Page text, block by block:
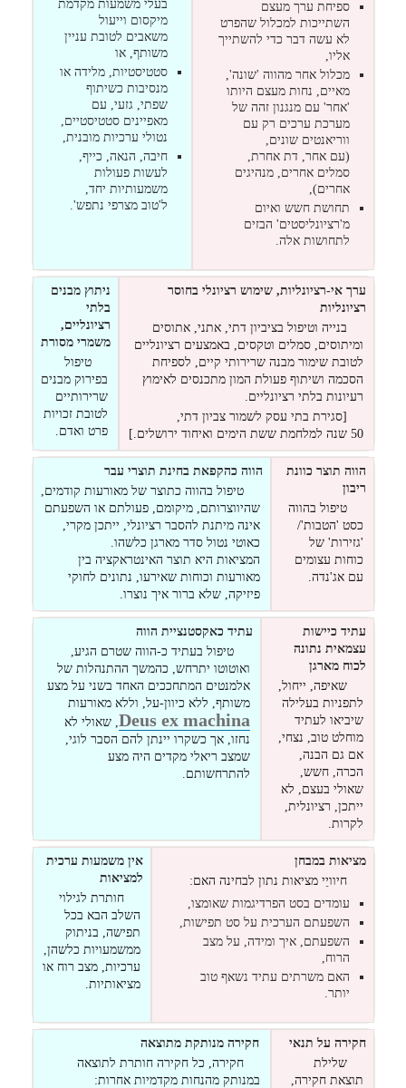
ספיחת ערך מעצם
השתייכות למכלול שהפרט
לא עשה דבר כדי להשתייך
אליו,
מכלול אחר מהווה 'שונה',
מאיים, נחות מעצם היותו
'אחר' עם מנגנון זהה של
מערכת ערכים רק עם
ווריאנטים שונים,
(עם אחר, דת אחרת,
סמלים אחרים, מנהיגים
אחרים),
תחושת חשש ואיום
מ'רציונליסטים' הבזים
לתחושות אלה.
בעלי משמעות מקדמת
מיקסום וייעול
משאבים לטובת עניין
משותף, או
סטטיסטיות, מלידה או
מנסיבות כשיתוף
שפתי, גזעי, עם
מאפיינים סטטיסטיים,
נטולי ערכיות מובנית,
חיבה, הנאה, כייף,
לעשות פעולות
משמעותיות יחד,
ל'טוב מצרפי נתפש'.
ערך אי-רציונליות, שימוש רציונלי בחוסר
רציונליות
בנייה וטיפול בציביון דתי, אתני, אתוסים
ומיתוסים, סמלים וטקסים, באמצעים רציונליים
לטובת שימור מבנה שרירותי קיים, לספיחת
הסכמה ושיתוף פעולת המון מתכנסים לאימוץ
רעיונות בלתי רציונליים.
[סגירת בתי עסק לשמור צביון דתי,
50 שנה למלחמת ששת הימים ואיחוד ירושלים.]
ניתוץ מבנים
בלתי
רציונליים,
משמרי מסורת
טיפול
בפירוק מבנים
שרירותיים
לטובת זכויות
פרט ואדם.
הווה תוצר כוונת
ריבון
טיפול בהווה
כסט 'הטבות'/
'גזירות' של
כוחות עצומים
עם אג'נדה.
הווה כהקפאת בחינת תוצרי עבר
טיפול בהווה כתוצר של מאורעות קודמים,
שהיווצרותם, מיקומם, פעולתם או השפעתם
אינה מיתנת להסבר רציונלי, ייתכן מקרי,
כאוטי נטול סדר מארגן כלשהו.
המציאות היא תוצר האינטראקציה בין
מאורעות וכוחות שאירעו, נתונים לחוקי
פיזיקה, שלא ברור איך נוצרו.
עתיד כיישות
עצמאית נתונה
לכוח מארגן
שאיפה, ייחול,
לתפניות בעלילה
שיביאו לעתיד
מוחלט טוב, נצחי,
אם גם הבנה,
הכרה, חשש,
שאולי בעצם, לא
ייתכן, רציונלית,
לקרות.
עתיד כאקסטנציית הווה
טיפול בעתיד כ-הווה שטרם הגיע,
ואוטוטו יתרחש, כהמשך ההתנהלות של
אלמנטים המתחככים האחד בשני על מצע
משותף, ללא כיוון-על, וללא מאורעות
Deus ex machina , שאולי לא
נחזו, אך כשקרו יינתן להם הסבר לוגי,
שמצב ריאלי מקדים היה מצע
להתרחשותם.
מציאות במבחן
חיוויֵי מציאות נתון לבחינה האם:
עומדים בסט הפרדיגמות שאומצו,
השפעתם הערכית על סט תפישות,
השפעתם, איך ומידה, על מצב
הרוח,
האם משרתים עתיד נשאף טוב
יותר.
אין משמעות ערכית
למציאות
חותרת לגילוי
השלב הבא בכל
תפישה, בניתוק
ממשמעויות כלשהן,
ערכיות, מצב רוח או
מציאותיות.
חקירה על תנאי
שלילת
תוצאת חקירה,
חקירה מנותקת מתוצאה
חקירה, כל חקירה חותרת לתוצאה
במנותק מהנחות מקדמיות אחרות: